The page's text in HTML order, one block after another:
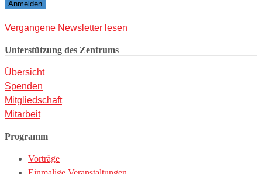
Vergangene Newsletter lesen
Unterstützung des Zentrums
Übersicht
Spenden
Mitgliedschaft
Mitarbeit
Programm
Vorträge